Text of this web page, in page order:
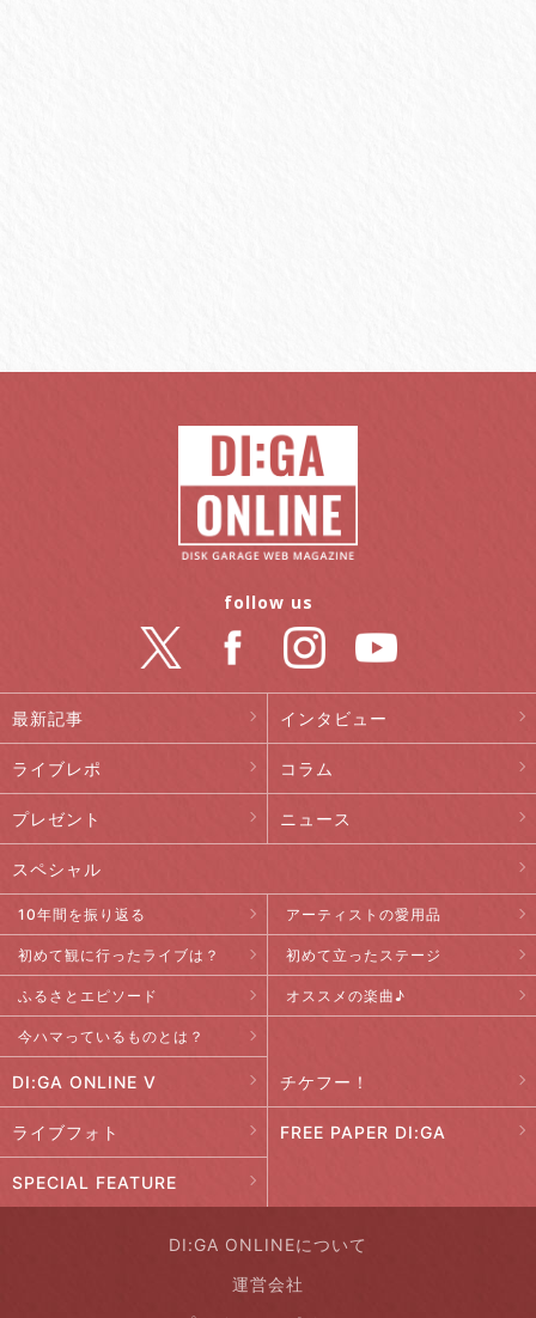
最新記事 インタビュー
ライブレポ コラム
プレゼント ニュース
スペシャル
10年間を振り返る アーティストの愛用品
初めて観に行ったライブは？ 初めて立ったステージ
ふるさとエピソード オススメの楽曲♪
今ハマっているものとは？
DI:GA ONLINE V チケフー！
ライブフォト FREE PAPER DI:GA
SPECIAL FEATURE
follow us
DI:GA ONLINEについて
運営会社